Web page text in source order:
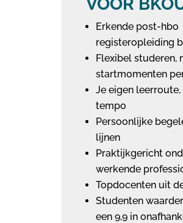
Erkende post-hbo
registeropleiding
Flexibel studeren,
startmomenten
Je eigen leerroute,
tempo
Persoonlijke
lijnen
Praktijkgericht
werkende
Topdocenten uit
Studenten
een 9,9 in